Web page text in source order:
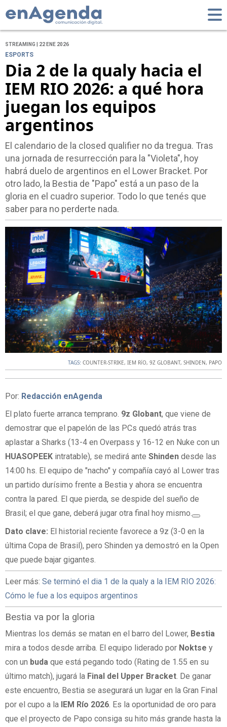
STREAMING | 22 ENE 2026
ESPORTS
Dia 2 de la qualy hacia el
IEM RIO 2026: a qué hora
juegan los equipos
argentinos
El calendario de la closed qualifier no da tregua. Tras
una jornada de resurrección para la "Violeta", hoy
habrá duelo de argentinos en el Lower Bracket. Por
otro lado, la Bestia de "Papo" está a un paso de la
gloria en el cuadro superior. Todo lo que tenés que
saber para no perderte nada.
TAGS: COUNTER-STRIKE, IEM RíO, 9Z GLOBANT, SHINDEN, PAPO
Por: Redacción enAgenda
El plato fuerte arranca temprano. 9z Globant, que viene de
demostrar que el papelón de las PCs quedó atrás tras
aplastar a Sharks (13-4 en Overpass y 16-12 en Nuke con un
HUASOPEEK intratable), se medirá ante Shinden desde las
14:00 hs. El equipo de "nacho" y compañía cayó al Lower tras
un partido durísimo frente a Bestia y ahora se encuentra
contra la pared. El que pierda, se despide del sueño de
Brasil; el que gane, deberá jugar otra final hoy mismo.
Dato clave: El historial reciente favorece a 9z (3-0 en la
última Copa de Brasil), pero Shinden ya demostró en la Open
que puede bajar gigantes.
Leer más: Se terminó el dia 1 de la qualy a la IEM RIO 2026:
Cómo le fue a los equipos argentinos
Bestia va por la gloria
Mientras los demás se matan en el barro del Lower, Bestia
mira a todos desde arriba. El equipo liderado por Noktse y
con un buda que está pegando todo (Rating de 1.55 en su
último match), jugará la Final del Upper Bracket. De ganar
este encuentro, Bestia se asegurará un lugar en la Gran Final
por el cupo a la IEM Río 2026. Es la oportunidad de oro para
que el proyecto de Papo consiga su hito más grande hasta la